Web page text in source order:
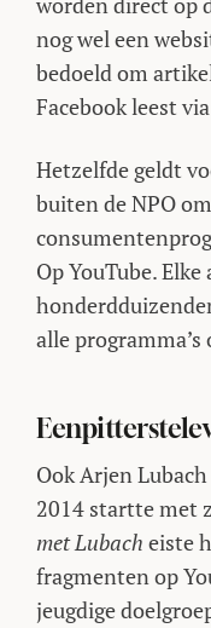
nog wel een
bedoeld om
Facebook leest
Hetzelfde geldt
buiten de NPO om
Op YouTube.
alle programma’s
Ook Arjen
2014 startte met
met Lubach eiste
fragmenten op
jeugdige